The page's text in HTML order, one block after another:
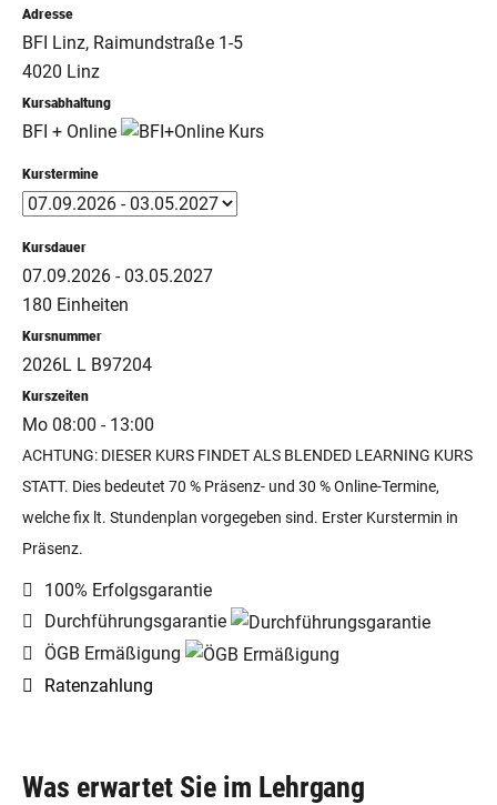
Was erwartet Sie im Lehrgang
Adresse
BFI Linz, Raimundstraße 1-5
4020 Linz
Kursabhaltung
BFI + Online
Kurstermine
Kursdauer
07.09.2026 - 03.05.2027
180 Einheiten
Kursnummer
2026L L B97204
Kurszeiten
Mo 08:00 - 13:00
ACHTUNG: DIESER KURS FINDET ALS BLENDED LEARNING KURS
STATT. Dies bedeutet 70 % Präsenz- und 30 % Online-Termine,
welche fix lt. Stundenplan vorgegeben sind. Erster Kurstermin in
Präsenz.
100% Erfolgsgarantie
Durchführungsgarantie
ÖGB Ermäßigung
Ratenzahlung